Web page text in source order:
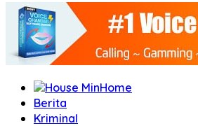
Home
Berita
Kriminal